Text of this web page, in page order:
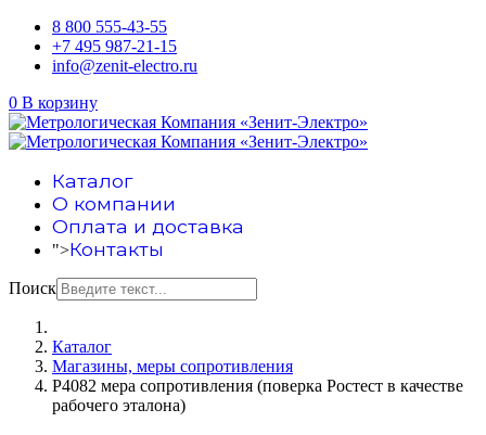
8 800 555-43-55
+7 495 987-21-15
info@zenit-electro.ru
0 В корзину
Каталог
О компании
Оплата и доставка
">Контакты
Поиск
Каталог
Магазины, меры сопротивления
Р4082 мера сопротивления (поверка Ростест в качестве
рабочего эталона)